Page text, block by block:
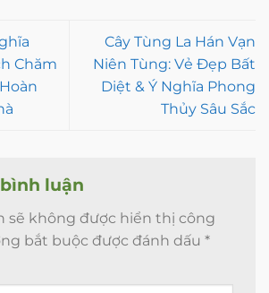
Chăm
Cây Tùng La Hán Vạn
Niên Tùng: Vẻ Đẹp Bất
Diệt & Ý Nghĩa Phong
Thủy Sâu Sắc
luận
sẽ không được hiển thị công
bắt buộc được đánh dấu *